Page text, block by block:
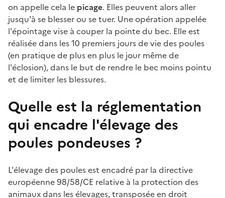
on appelle cela le picage. Elles peuvent alors aller
jusqu'à se blesser ou se tuer. Une opération appelée
l'épointage vise à couper la pointe du bec. Elle est
réalisée dans les 10 premiers jours de vie des poules
(en pratique de plus en plus le jour même de
l'éclosion), dans le but de rendre le bec moins pointu
et de limiter les blessures.
Quelle est la réglementation
qui encadre l'élevage des
poules pondeuses ?
L'élevage des poules est encadré par la directive
européenne 98/58/CE relative à la protection des
animaux dans les élevages, transposée en droit